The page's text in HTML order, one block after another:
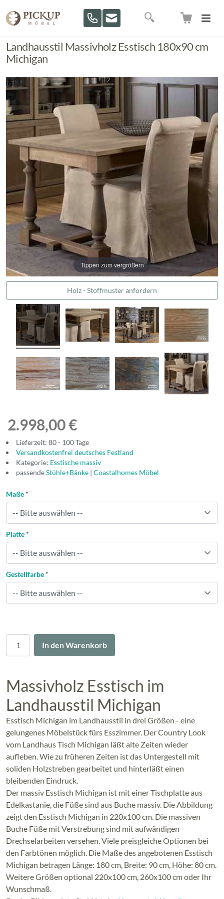
Suche
Landhausstil Massivholz Esstisch 180x90 cm
Michigan
Tippen zum vergrößern
Holz - Stoffmuster anfordern
2.998,00 €
Lieferzeit: 80 - 100 Tage
Versandkostenfrei deutsches Festland
Kategorie: Esstische massiv
passendeStühle+Bänke | Coastalhomes Möbel
In den Warenkorb
Maße *
Platte *
Gestellfarbe *
Massivholz Esstisch im
Landhausstil Michigan
Esstisch Michigan im Landhausstil in drei Größen - eine
gelungenes Möbelstück fürs Esszimmer. Der Country Look
vom Landhaus Tisch Michigan läßt alte Zeiten wieder
aufleben. Wie zu früheren Zeiten ist das Untergestell mit
soliden Holzstreben gearbeitet und hinterläßt einen
bleibenden Eindruck.
Der massiv Esstisch Michigan ist mit einer Tischplatte aus
Edelkastanie, die Füße sind aus Buche massiv. Die Abbildung
zeigt den Esstisch Michigan in 220x100 cm. Die massiven
Buche Füße mit Verstrebung sind mit aufwändigen
Drechselarbeiten versehen. Viele preisgleiche Optionen bei
den Farbtönen möglich. Die Maße des angebotenen Esstisch
Michigan betragen Länge: 180 cm, Breite: 90 cm, Höhe: 80 cm.
Weitere Größen optional 220x100 cm, 260x100 cm oder Ihr
Wunschmaß.